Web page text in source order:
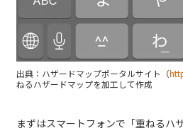
出典：ハザードマップポータルサイト（
ねるハザードマップを加工して作成
まずはスマートフォンで「重ねるハ